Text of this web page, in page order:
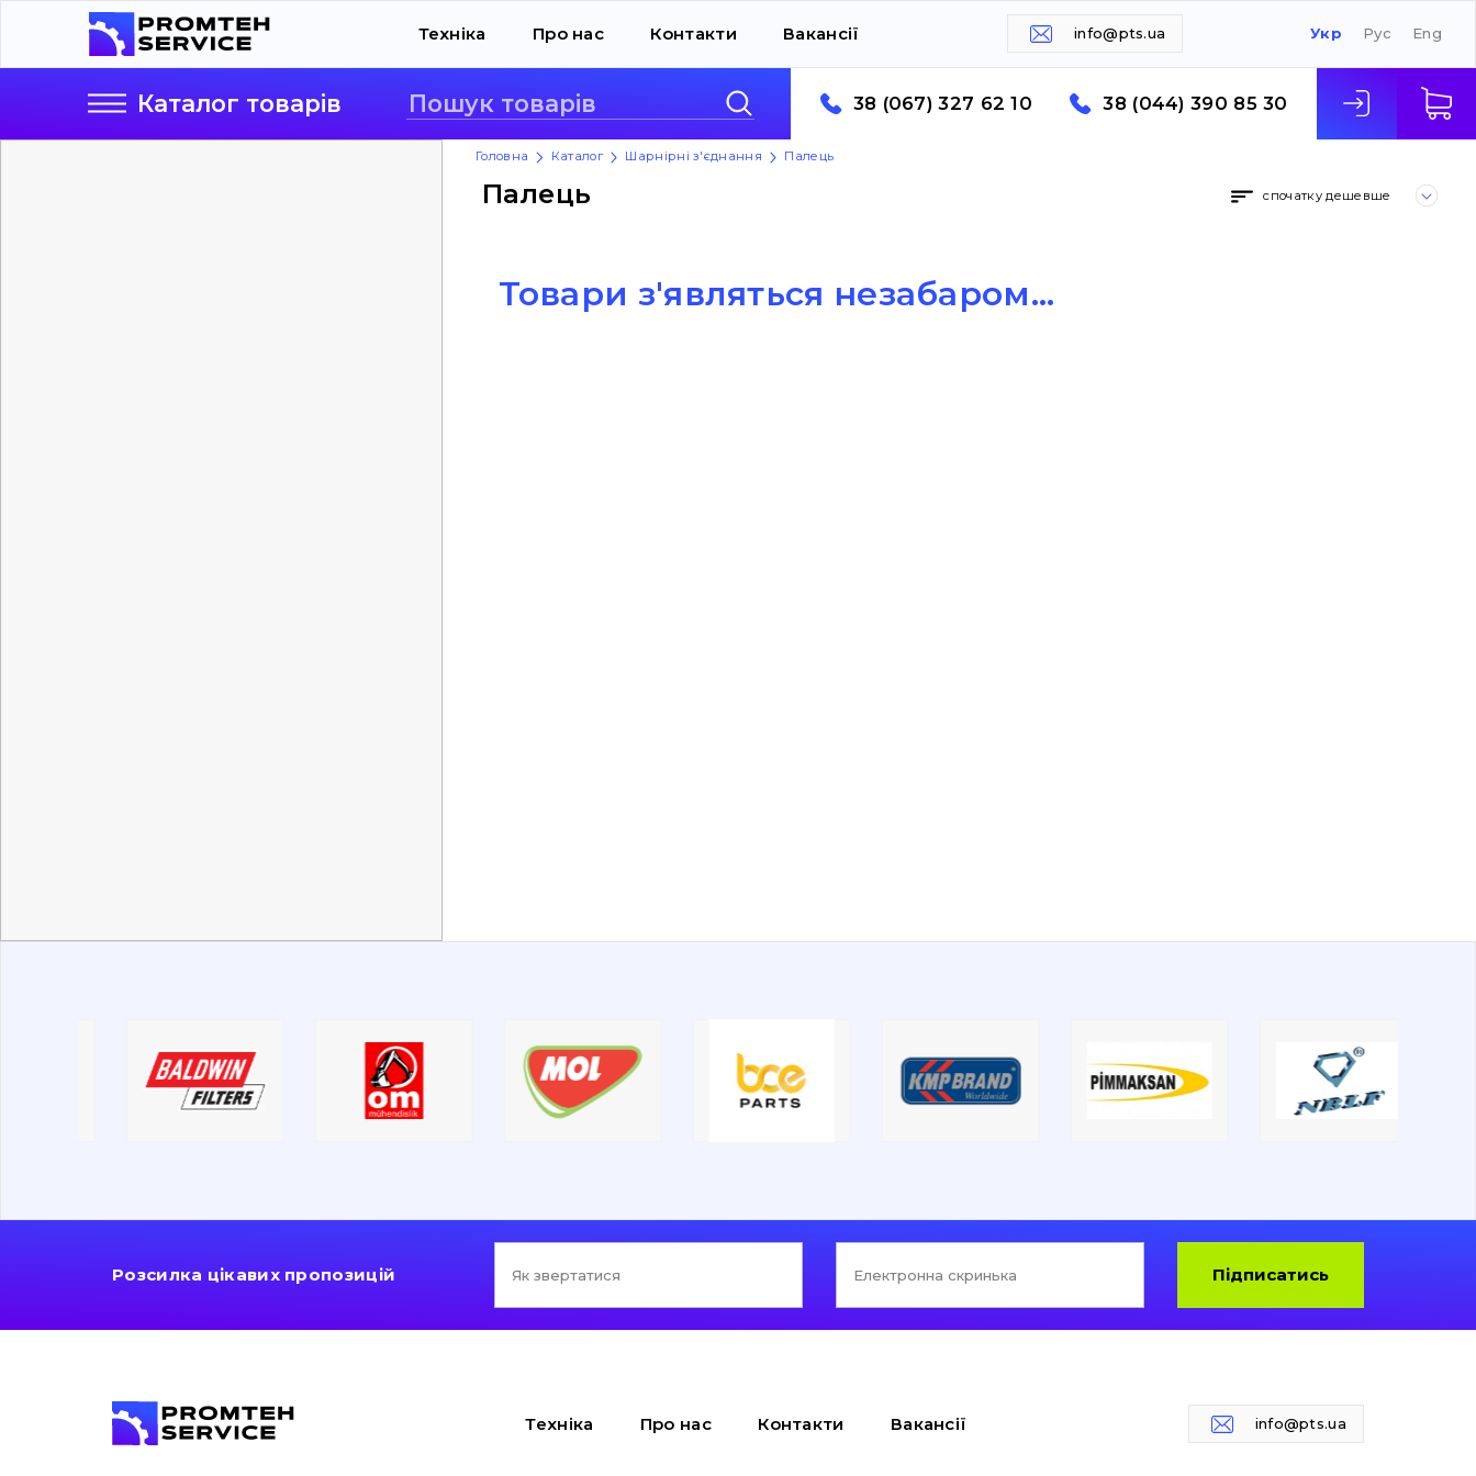
Техніка Про нас Контакти Вакансії info@pts.ua Укр Рус Eng
Каталог товарів 38 (067) 327 62 10 38 (044) 390 85 30
Головна Каталог Шарнірні з'єднання Палець
Палець спочатку дешевше
Товари з'являться незабаром...
Розсилка цікавих пропозицій Підписатись
Техніка Про нас Контакти Вакансії info@pts.ua